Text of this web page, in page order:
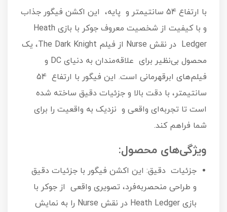
با ارتفاع 54 سانتیمتر و پایه، این اکشن فیگور جذاب
و با کیفیت از شخصیت معروف جوکر با بازی Heath
Ledger در نقش Nurse از فیلم The Dark Knight، یک
محصول بی‌نظیر برای علاقه‌مندان به دنیای DC و
فیلم‌های ابرقهرمانی است. این فیگور با ارتفاع 54
سانتیمتر، با دقت بالا و جزئیات دقیق ساخته شده
است تا تجربه‌ای واقعی و نزدیک به واقعیت را برای
شما فراهم کند.
ویژگی‌های محصول:
جزئیات دقیق: این اکشن فیگور با جزئیات دقیق
و طراحی منحصربه‌فرد، تصویری واقعی از جوکر با
بازی Heath Ledger در نقش Nurse را به نمایش